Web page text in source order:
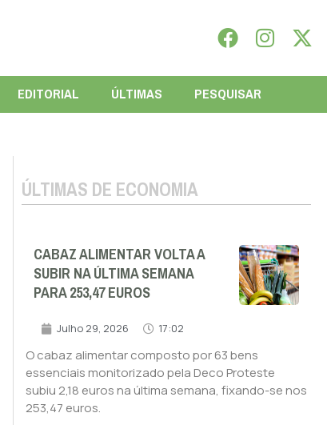
EDITORIAL ÚLTIMAS PESQUISAR
ÚLTIMAS DE ECONOMIA
CABAZ ALIMENTAR VOLTA A
SUBIR NA ÚLTIMA SEMANA
PARA 253,47 EUROS
Julho 29, 2026 17:02
O cabaz alimentar composto por 63 bens
essenciais monitorizado pela Deco Proteste
subiu 2,18 euros na última semana, fixando-se nos
253,47 euros.